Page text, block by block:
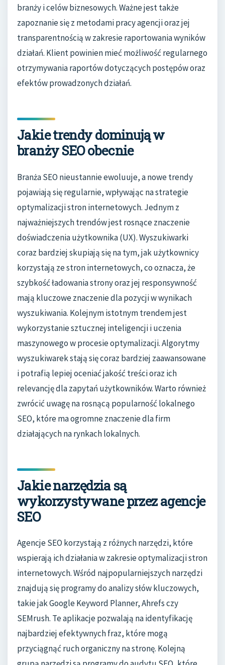
branży i celów biznesowych. Ważne jest także
zapoznanie się z metodami pracy agencji oraz jej
transparentnością w zakresie raportowania wyników
działań. Klient powinien mieć możliwość regularnego
otrzymywania raportów dotyczących postępów oraz
efektów prowadzonych działań.
Jakie trendy dominują w
branży SEO obecnie
Branża SEO nieustannie ewoluuje, a nowe trendy
pojawiają się regularnie, wpływając na strategie
optymalizacji stron internetowych. Jednym z
najważniejszych trendów jest rosnące znaczenie
doświadczenia użytkownika (UX). Wyszukiwarki
coraz bardziej skupiają się na tym, jak użytkownicy
korzystają ze stron internetowych, co oznacza, że
szybkość ładowania strony oraz jej responsywność
mają kluczowe znaczenie dla pozycji w wynikach
wyszukiwania. Kolejnym istotnym trendem jest
wykorzystanie sztucznej inteligencji i uczenia
maszynowego w procesie optymalizacji. Algorytmy
wyszukiwarek stają się coraz bardziej zaawansowane
i potrafią lepiej oceniać jakość treści oraz ich
relevancję dla zapytań użytkowników. Warto również
zwrócić uwagę na rosnącą popularność lokalnego
SEO, które ma ogromne znaczenie dla firm
działających na rynkach lokalnych.
Jakie narzędzia są
wykorzystywane przez agencje
SEO
Agencje SEO korzystają z różnych narzędzi, które
wspierają ich działania w zakresie optymalizacji stron
internetowych. Wśród najpopularniejszych narzędzi
znajdują się programy do analizy słów kluczowych,
takie jak Google Keyword Planner, Ahrefs czy
SEMrush. Te aplikacje pozwalają na identyfikację
najbardziej efektywnych fraz, które mogą
przyciągnąć ruch organiczny na stronę. Kolejną